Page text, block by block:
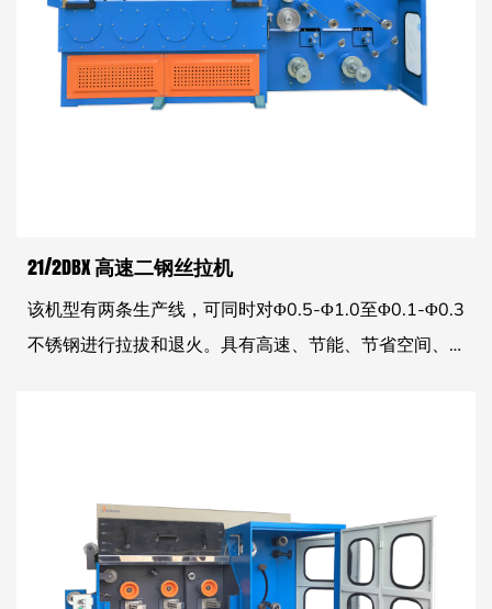
21/2DBX 高速二钢丝拉机
该机型有两条生产线，可同时对Φ0.5-Φ1.0至Φ0.1-Φ0.3
不锈钢进行拉拔和退火。具有高速、节能、节省空间、